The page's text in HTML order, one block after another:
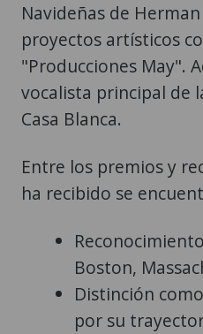
Navideñas de
proyectos artísticos
"Producciones May".
vocalista principal de
Casa Blanca.
Entre los premios y
ha recibido se
Boston,
Distinción
por su